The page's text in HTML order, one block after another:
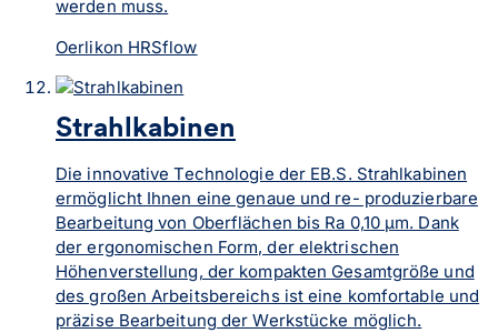
werden muss.
Oerlikon HRSflow
Strahlkabinen
Die innovative Technologie der EB.S. Strahlkabinen
ermöglicht Ihnen eine genaue und re- produzierbare
Bearbeitung von Oberflächen bis Ra 0,10 μm. Dank
der ergonomischen Form, der elektrischen
Höhenverstellung, der kompakten Gesamtgröße und
des großen Arbeitsbereichs ist eine komfortable und
präzise Bearbeitung der Werkstücke möglich.